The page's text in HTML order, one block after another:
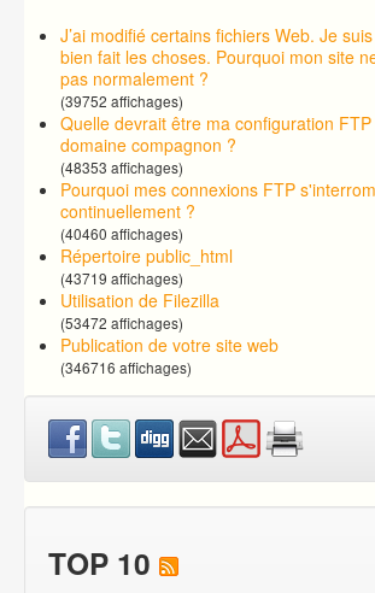
J’ai modifié certains fichiers Web. Je
bien fait les choses. Pourquoi mon site
pas normalement ?
(39752 affichages)
Quelle devrait être ma configuration
domaine compagnon ?
(48353 affichages)
Pourquoi mes connexions FTP
continuellement ?
(40460 affichages)
Répertoire public_html
(43719 affichages)
Utilisation de Filezilla
(53472 affichages)
Publication de votre site web
(346716 affichages)
TOP 10